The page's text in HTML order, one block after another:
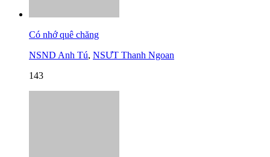
Có nhớ quê chăng
NSND Anh Tú, NSƯT Thanh Ngoan
143